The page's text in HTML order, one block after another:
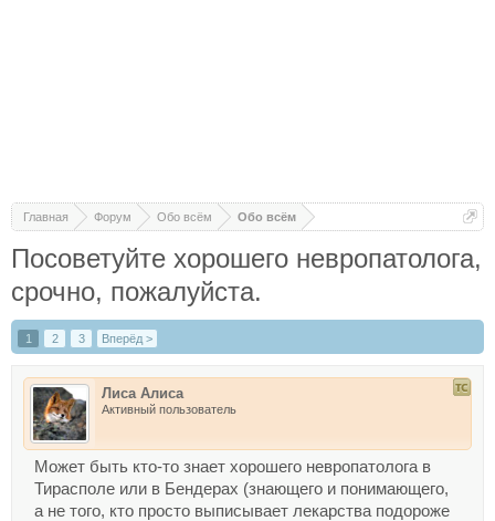
Главная Форум Обо всём Обо всём
Посоветуйте хорошего невропатолога,
срочно, пожалуйста.
1 2 3 Вперёд >
Лиса Алиса
Активный пользователь
Может быть кто-то знает хорошего невропатолога в
Тирасполе или в Бендерах (знающего и понимающего,
а не того, кто просто выписывает лекарства подороже